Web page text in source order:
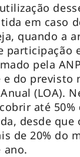
em caso
quando a
participação
pela
do previsto
(LOA).
até 50%
desde que
de 20% do
ano.